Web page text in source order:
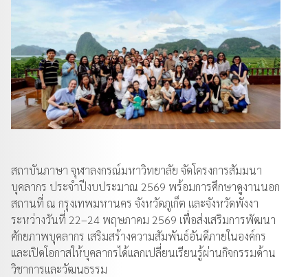
สถาบันภาษา จุฬาลงกรณ์มหาวิทยาลัย จัดโครงการสัมมนา
บุคลากร ประจำปีงบประมาณ 2569 พร้อมการศึกษาดูงานนอก
สถานที่ ณ กรุงเทพมหานคร จังหวัดภูเก็ต และจังหวัดพังงา
ระหว่างวันที่ 22–24 พฤษภาคม 2569 เพื่อส่งเสริมการพัฒนา
ศักยภาพบุคลากร เสริมสร้างความสัมพันธ์อันดีภายในองค์กร
และเปิดโอกาสให้บุคลากรได้แลกเปลี่ยนเรียนรู้ผ่านกิจกรรมด้าน
วิชาการและวัฒนธรรม